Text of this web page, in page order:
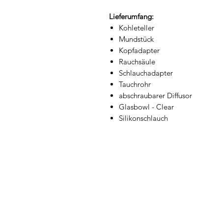
Lieferumfang:
Kohleteller
Mundstück
Kopfadapter
Rauchsäule
Schlauchadapter
Tauchrohr
abschraubarer Diffusor
Glasbowl - Clear
Silikonschlauch